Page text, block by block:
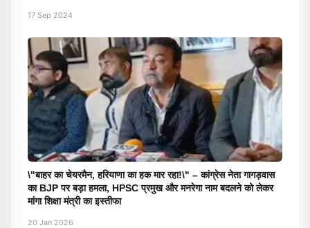
17 Sep 2024
\"बाहर का चेयरमैन, हरियाणा का हक मार रहा!\" – कांग्रेस नेता गागड़वास
का BJP पर बड़ा हमला, HPSC प्रमुख और मनरेगा नाम बदलने को लेकर
मांगा शिक्षा मंत्री का इस्तीफा
20 Jan 2026